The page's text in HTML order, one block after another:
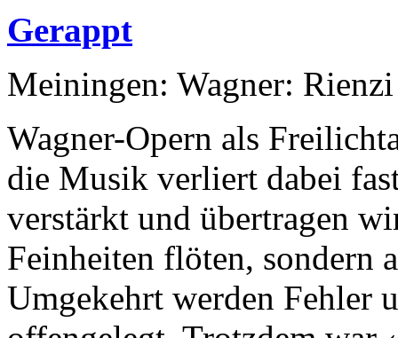
Gerappt
Meiningen: Wagner: Rienzi
Wagner-Opern als
die Musik verliert dabei
verstärkt und übertragen
Feinheiten flöten, sondern
Umgekehrt werden Fehler